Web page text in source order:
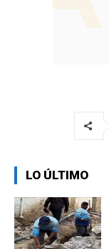
LO ÚLTIMO